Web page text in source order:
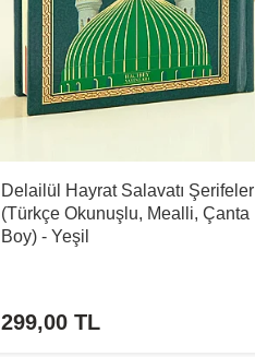
Delailül Hayrat Salavatı Şerifeler
(Türkçe Okunuşlu, Mealli, Çanta
Boy) - Yeşil
299,00 TL